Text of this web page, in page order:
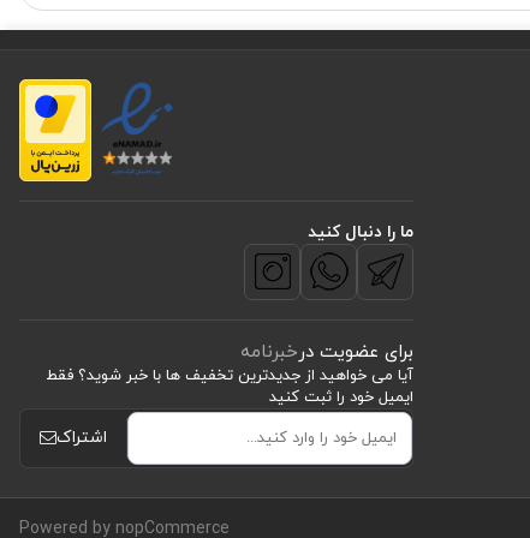
ما را دنبال کنید
برای عضویت درخبرنامه
آیا می خواهید از جدید‌ترین تخفیف‌ ها با‌ خبر شوید؟ فقط
ایمیل خود را ثبت کنید
اشتراک
Powered by nopCommerce